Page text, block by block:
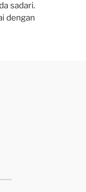
sadari.
dengan